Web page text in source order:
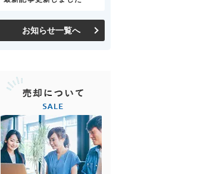
お知らせ一覧へ